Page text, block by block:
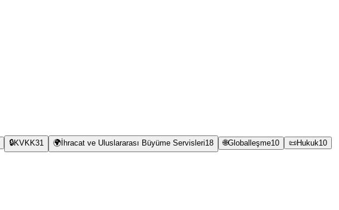
🔒KVKK31 🌍 İhracat ve Uluslararası Büyüme Servisleri18 🌐Globalleşme10 📜Hukuk10